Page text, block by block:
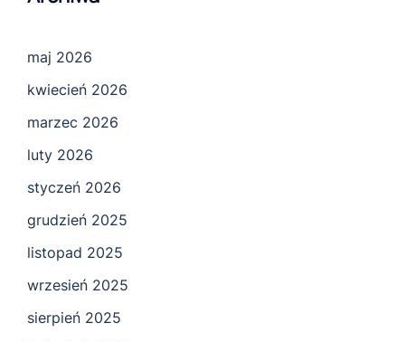
maj 2026
kwiecień 2026
marzec 2026
luty 2026
styczeń 2026
grudzień 2025
listopad 2025
wrzesień 2025
sierpień 2025